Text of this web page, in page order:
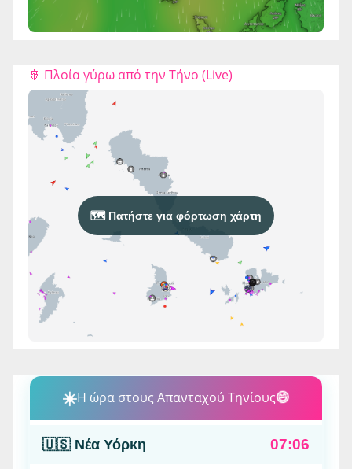
🚢 Πλοία γύρω από την Τήνο (Live)
🗺️ Πατήστε για φόρτωση χάρτη
☀️Η ώρα στους Απανταχού Τηνίους😄
🇺🇸 Νέα Υόρκη 07:06